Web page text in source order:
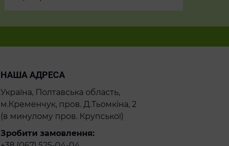
НАША АДРЕСА
Україна, Полтавська область,
м.Кременчук, пров. Д.Тьомкіна, 2
(в минулому пров. Крупської)
Зробити замовлення: